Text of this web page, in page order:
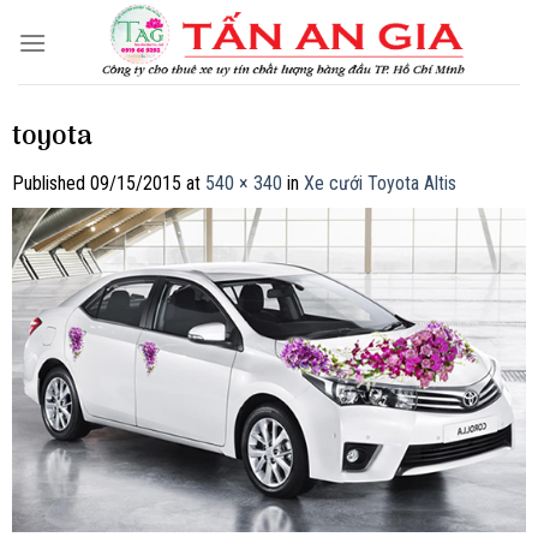
toyota
Published 09/15/2015 at 540 × 340 in Xe cưới Toyota Altis